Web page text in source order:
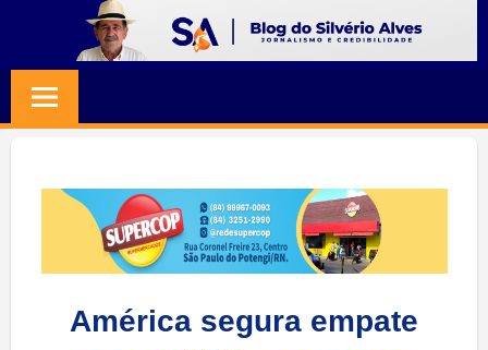
content
SILVERIO
ALVES
Jornalismo
Credibilidade
América segura empate